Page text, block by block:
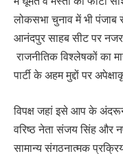
लोकसभा चुनाव में भी पंजाब
आनंदपुर साहब सीट पर
राजनीतिक विश्लेषकों का
पार्टी के अहम मुद्दों पर
विपक्ष जहां इसे आप के
वरिष्ठ नेता संजय सिंह और
सामान्य संगठनात्मक